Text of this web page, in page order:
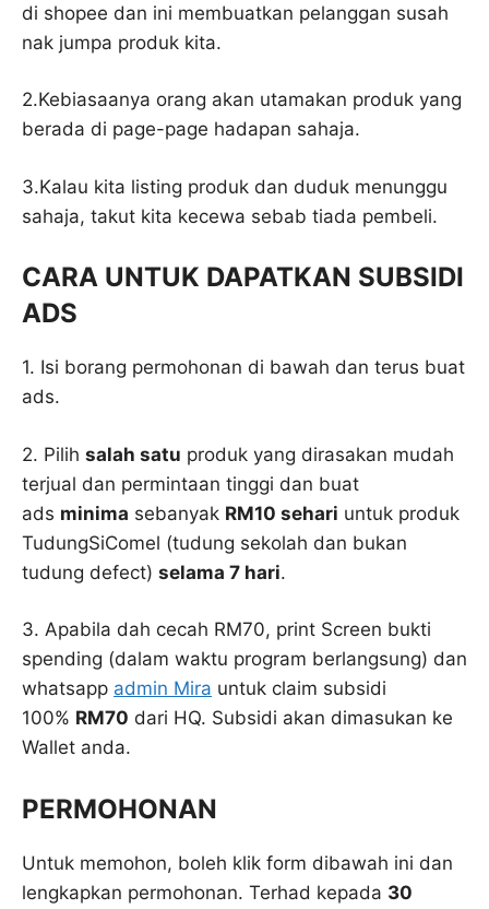
di shopee dan ini membuatkan pelanggan susah
nak jumpa produk kita.
2.Kebiasaanya orang akan utamakan produk yang
berada di page-page hadapan sahaja.
3.Kalau kita listing produk dan duduk menunggu
sahaja, takut kita kecewa sebab tiada pembeli.
CARA UNTUK DAPATKAN SUBSIDI
ADS
1. Isi borang permohonan di bawah dan terus buat
ads.
2. Pilih salah satu produk yang dirasakan mudah
terjual dan permintaan tinggi dan buat
ads minima sebanyak RM10 sehari untuk produk
TudungSiComel (tudung sekolah dan bukan
tudung defect) selama 7 hari.
3. Apabila dah cecah RM70, print Screen bukti
spending (dalam waktu program berlangsung) dan
whatsapp admin Mira untuk claim subsidi
100% RM70 dari HQ. Subsidi akan dimasukan ke
Wallet anda.
PERMOHONAN
Untuk memohon, boleh klik form dibawah ini dan
lengkapkan permohonan. Terhad kepada 30